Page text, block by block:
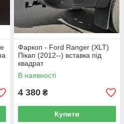
Фаркоп - Ford Ranger (XLT)
Пікап (2012--) вставка під
квадрат
В наявності
4 380 ₴
Купити